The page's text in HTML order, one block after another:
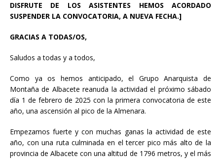
DISFRUTE DE LOS ASISTENTES HEMOS ACORDADO
SUSPENDER LA CONVOCATORIA, A NUEVA FECHA.]
GRACIAS A TODAS/OS,
Saludos a todas y a todos,
Como ya os hemos anticipado, el Grupo Anarquista de
Montaña de Albacete reanuda la actividad el próximo sábado
día 1 de febrero de 2025 con la primera convocatoria de este
año, una ascensión al pico de la Almenara.
Empezamos fuerte y con muchas ganas la actividad de este
año, con una ruta culminada en el tercer pico más alto de la
provincia de Albacete con una altitud de 1796 metros, y el más